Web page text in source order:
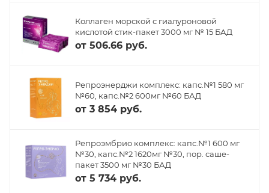
Коллаген морской с гиалуроновой
кислотой стик-пакет 3000 мг № 15 БАД
от 506.66 руб.
Репроэнерджи комплекс: капс.№1 580 мг
№60, капс.№2 600мг №60 БАД
от 3 854 руб.
Репроэмбрио комплекс: капс.№1 600 мг
№30, капс.№2 1620мг №30, пор. саше-
пакет 3500 мг №30 БАД
от 5 734 руб.